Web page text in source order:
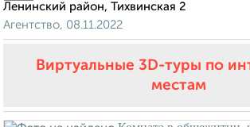
Ленинский район, Тихвинская 2
Агентство, 08.11.2022
Виртуальные 3D-туры по
местам